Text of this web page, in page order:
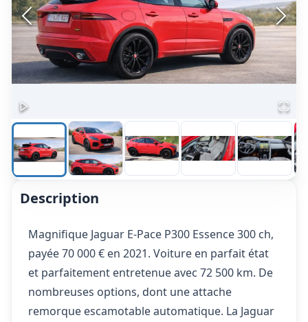
Description
Magnifique Jaguar E-Pace P300 Essence 300 ch,
payée 70 000 € en 2021. Voiture en parfait état
et parfaitement entretenue avec 72 500 km. De
nombreuses options, dont une attache
remorque escamotable automatique. La Jaguar